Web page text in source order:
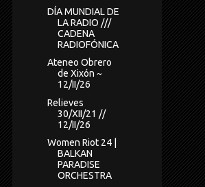
DÍA MUNDIAL DE
LA RADIO ///
CADENA
RADIOFÓNICA
Ateneo Obrero
de Xixón ~
12/II/26
Relieves
30/XII/21 //
12/II/26
Women Riot 24 |
BALKAN
PARADISE
ORCHESTRA